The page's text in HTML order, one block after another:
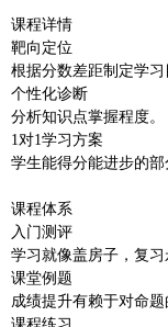
课程详情
靶向定位
根据分数差距制定学习
个性化诊断
分析知识点掌握程度。
1对1学习方案
学生能得分能进步的部
课程体系
入门测评
学习就像盖房子，复习
课堂例题
成绩提升有赖于对命题